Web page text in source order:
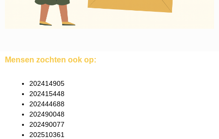
Mensen zochten ook op:
202414905
202415448
202444688
202490048
202490077
202510361